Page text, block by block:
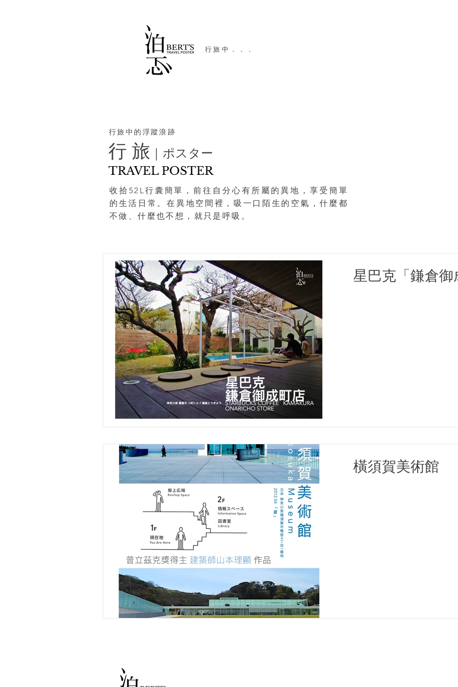
​行旅中．．．
行旅中的浮蹤浪跡
行 旅 ｜ポスター
TRAVEL POSTER
收拾52L行囊簡單，前往自分心有所屬的異地，享受簡單
的生活日常。在異地空間裡，吸一口陌生的空氣，什麼都
不做、什麼也不想，就只是呼吸。
星巴克「鎌倉御
橫須賀美術館